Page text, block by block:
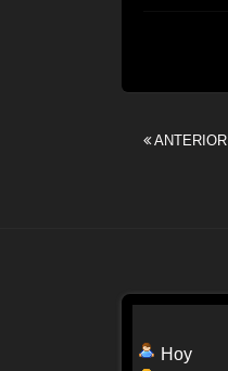
ANTERIOR
Hoy